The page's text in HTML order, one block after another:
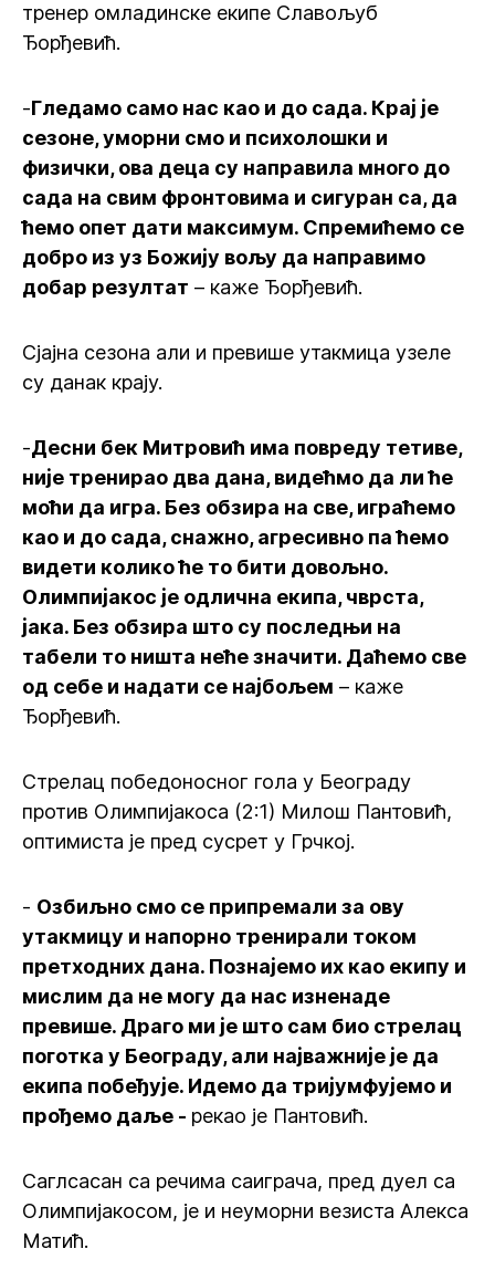
тренер омладинске екипе Славољуб
Ђорђевић.
-Гледамо само нас као и до сада. Крај је
сезоне, уморни смо и психолошки и
физички, ова деца су направила много до
сада на свим фронтовима и сигуран са, да
ћемо опет дати максимум. Спремићемо се
добро из уз Божију вољу да направимо
добар резултат – каже Ђорђевић.
Сјајна сезона али и превише утакмица узеле
су данак крају.
-Десни бек Митровић има повреду тетиве,
није тренирао два дана, видећмо да ли ће
моћи да игра. Без обзира на све, играћемо
као и до сада, снажно, агресивно па ћемо
видети колико ће то бити довољно.
Олимпијакос је одлична екипа, чврста,
јака. Без обзира што су последњи на
табели то ништа неће значити. Даћемо све
од себе и надати се најбољем – каже
Ђорђевић.
Стрелац победоносног гола у Београду
против Олимпијакоса (2:1) Милош Пантовић,
оптимиста је пред сусрет у Грчкој.
- Озбиљно смо се припремали за ову
утакмицу и напорно тренирали током
претходних дана. Познајемо их као екипу и
мислим да не могу да нас изненаде
превише. Драго ми је што сам био стрелац
поготка у Београду, али најважније је да
екипа побеђује. Идемо да тријумфујемо и
прођемо даље - рекао је Пантовић.
Саглсасан са речима саиграча, пред дуел са
Олимпијакосом, је и неуморни везиста Алекса
Матић.